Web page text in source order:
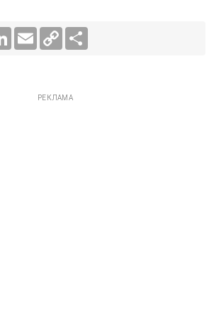
LinkedInEmail
Copy
Link
РЕКЛАМА